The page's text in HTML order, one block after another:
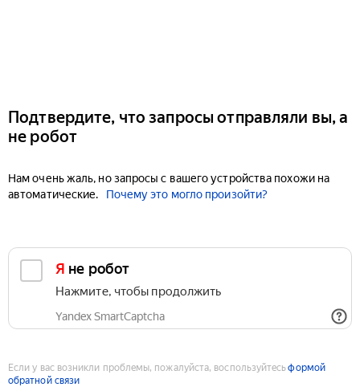
Подтвердите, что запросы отправляли вы, а
не робот
Нам очень жаль, но запросы с вашего устройства похожи на
автоматические.
Почему это могло произойти?
Я не робот
Нажмите, чтобы продолжить
Yandex SmartCaptcha
Если у вас возникли проблемы, пожалуйста, воспользуйтесьформой
обратной связи